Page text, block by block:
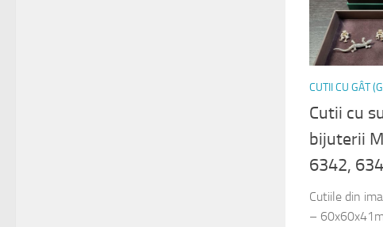
CUTII CU GÂT
Cutii cu
bijuterii
6342,
Cutiile din
–